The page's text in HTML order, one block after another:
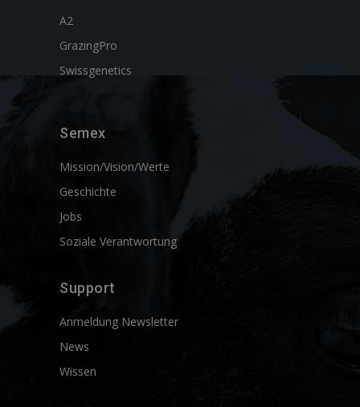
A2
GrazingPro
Swissgenetics
Semex
Mission/Vision/Werte
Geschichte
Jobs
Soziale Verantwortung
Support
Anmeldung Newsletter
News
Wissen